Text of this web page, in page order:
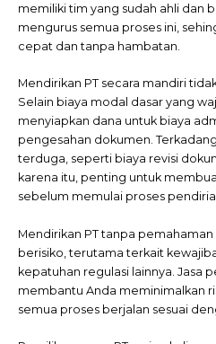
memiliki tim yang sudah ahli dan
mengurus semua proses ini,
cepat dan tanpa hambatan.
Mendirikan PT secara mandiri
Selain biaya modal dasar yang
menyiapkan dana untuk biaya
pengesahan dokumen.
terduga, seperti biaya revisi
karena itu, penting untuk
sebelum memulai proses
Mendirikan PT tanpa
berisiko, terutama terkait
kepatuhan regulasi lainnya. Jasa
membantu Anda meminimalkan
semua proses berjalan sesuai